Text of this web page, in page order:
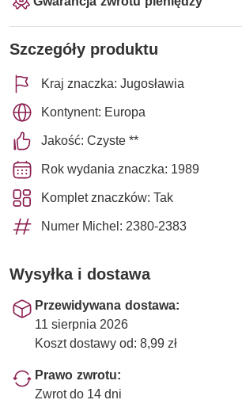
Szczegóły produktu
Kraj znaczka: Jugosławia
Kontynent: Europa
Jakość: Czyste **
Rok wydania znaczka: 1989
Komplet znaczków: Tak
Numer Michel: 2380-2383
Wysyłka i dostawa
Przewidywana dostawa:
11 sierpnia 2026
Koszt dostawy od: 8,99 zł
Prawo zwrotu:
Zwrot do 14 dni